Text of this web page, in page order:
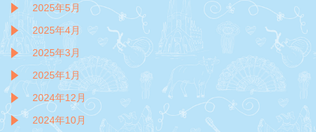
2025年5月
2025年4月
2025年3月
2025年1月
2024年12月
2024年10月